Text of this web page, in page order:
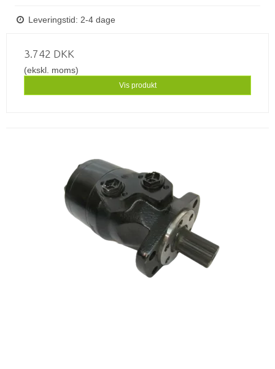
Leveringstid: 2-4 dage
3.742 DKK
(ekskl. moms)
Vis produkt